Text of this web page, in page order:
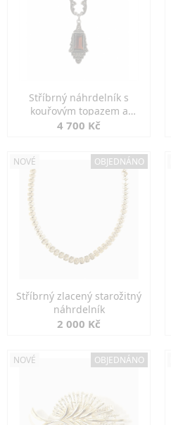
Stříbrný náhrdelník s
kouřovým topazem a
markazity
4 700 Kč
NOVÉ OBJEDNÁNO
Stříbrný zlacený starožitný
náhrdelník
2 000 Kč
NOVÉ OBJEDNÁNO